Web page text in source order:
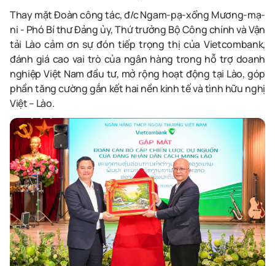
Thay mặt Đoàn công tác, đ/c Ngam-pạ-xổng Mương-mạ-
ni - Phó Bí thư Đảng ủy, Thứ trưởng Bộ Công chính và Vận
tải Lào cảm ơn sự đón tiếp trọng thị của Vietcombank,
đánh giá cao vai trò của ngân hàng trong hỗ trợ doanh
nghiệp Việt Nam đầu tư, mở rộng hoạt động tại Lào, góp
phần tăng cường gắn kết hai nền kinh tế và tình hữu nghị
Việt – Lào.